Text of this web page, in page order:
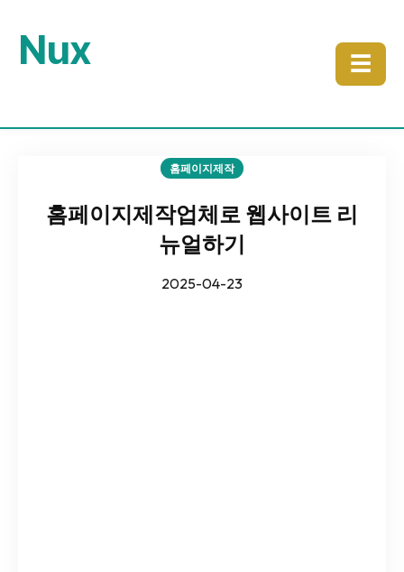
Nux ☰
홈페이지제작
홈페이지제작업체로 웹사이트 리
뉴얼하기
2025-04-23